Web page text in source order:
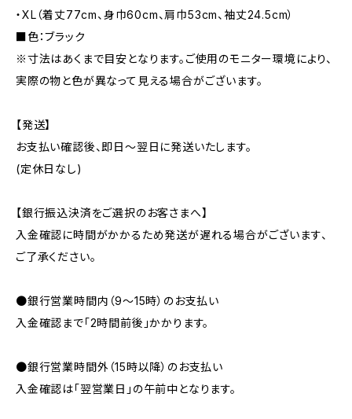
・XL（着丈77cm、身巾60cm、肩巾53cm、袖丈24.5cm）
■色：ブラック
※寸法はあくまで目安となります。ご使用のモニター環境により、
実際の物と色が異なって見える場合がございます。
【発送】
お支払い確認後、即日〜翌日に発送いたします。
(定休日なし)
【銀行振込決済をご選択のお客さまへ】
入金確認に時間がかかるため発送が遅れる場合がございます、
ご了承ください。
●銀行営業時間内（9〜15時）のお支払い
入金確認まで「2時間前後」かかります。
●銀行営業時間外（15時以降）のお支払い
入金確認は「翌営業日」の午前中となります。